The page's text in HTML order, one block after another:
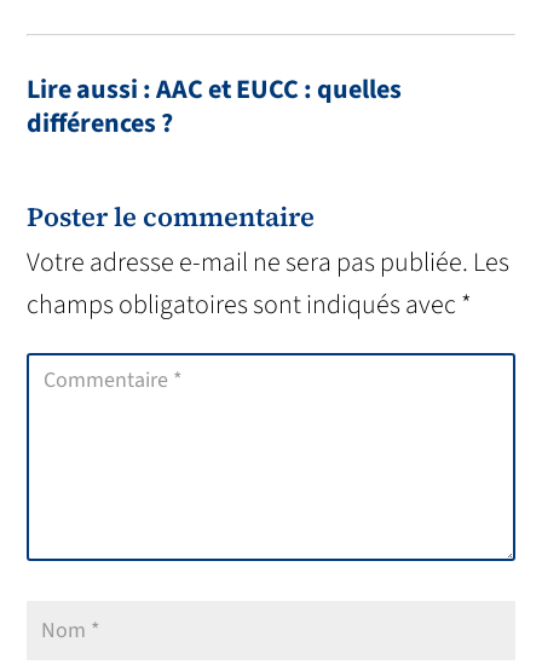
Lire aussi : AAC et EUCC : quelles
différences ?
Poster le commentaire
Votre adresse e-mail ne sera pas publiée. Les
champs obligatoires sont indiqués avec*